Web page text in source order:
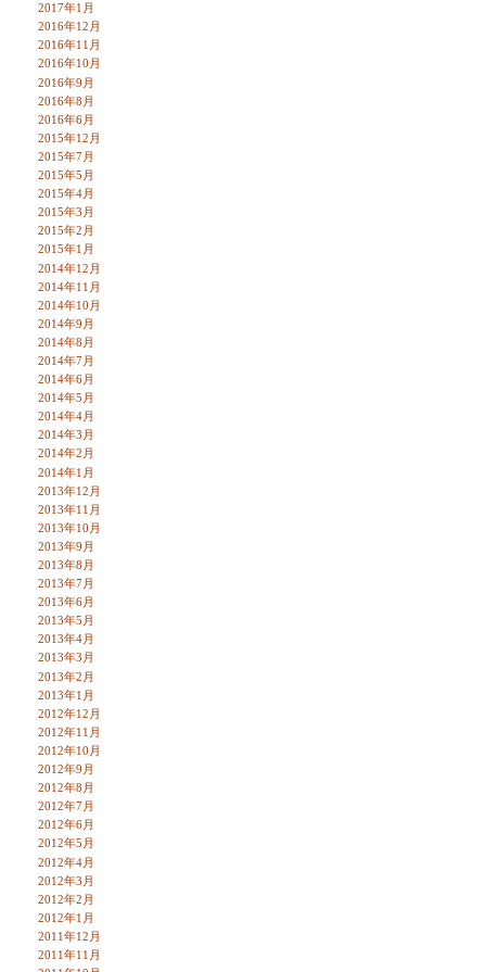
2017年1月
2016年12月
2016年11月
2016年10月
2016年9月
2016年8月
2016年6月
2015年12月
2015年7月
2015年5月
2015年4月
2015年3月
2015年2月
2015年1月
2014年12月
2014年11月
2014年10月
2014年9月
2014年8月
2014年7月
2014年6月
2014年5月
2014年4月
2014年3月
2014年2月
2014年1月
2013年12月
2013年11月
2013年10月
2013年9月
2013年8月
2013年7月
2013年6月
2013年5月
2013年4月
2013年3月
2013年2月
2013年1月
2012年12月
2012年11月
2012年10月
2012年9月
2012年8月
2012年7月
2012年6月
2012年5月
2012年4月
2012年3月
2012年2月
2012年1月
2011年12月
2011年11月